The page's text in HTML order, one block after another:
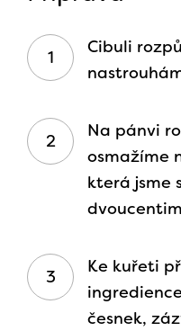
Cibuli
Na pánvi
osmažíme
která jsme
Ke kuřeti
česnek,